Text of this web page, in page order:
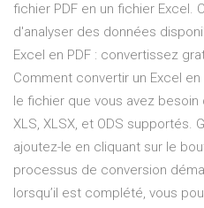
fichier PDF en un fichier
d'analyser des données
Excel en PDF : convertissez
Comment convertir un Excel
le fichier que vous avez
XLS, XLSX, et ODS supportés.
ajoutez-le en cliquant sur le
processus de conversion
lorsqu’il est complété, vous